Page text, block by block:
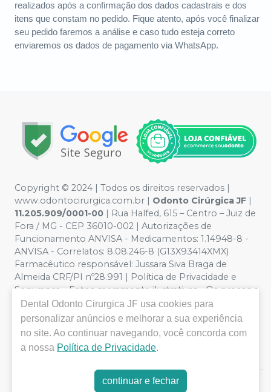
realizados após a confirmação dos dados cadastrais e dos
itens que constam no pedido. Fique atento, após você finalizar
seu pedido faremos a análise e caso tudo esteja correto
enviaremos os dados de pagamento via WhatsApp.
Copyright © 2024 | Todos os direitos reservados |
www.odontocirurgica.com.br | Odonto Cirúrgica JF |
11.205.909/0001-00 | Rua Halfed, 615 – Centro – Juiz de
Fora / MG - CEP 36010-002 | Autorizações de
Funcionamento ANVISA - Medicamentos: 1.14948-8 -
ANVISA - Correlatos: 8.08.246-8 (G13X93414XMX)
Farmacêutico responsável: Jussara Siva Braga de
Almeida CRF/PI nº28.991 | Política de Privacidade e
Segurança - Fotos meramente ilustrativas - Os preços e
condições da loja virtual estão sujeitos a alterações. Em
caso de divergência de preços no site, o valor válido é o
do Carrinho de Compra. Não vendemos por atacado
por isso nos reservamos o direito de não atender
compras de grandes volumes pelo site.
E-commerce produzido porSou Odonto Ecommerce
Dental Odonto Cirurgica JF usa cookies para
personalizar anúncios e melhorar a sua experiência
no site. Ao continuar navegando, você concorda com
a nossa Política de Privacidade.
continuar e fechar